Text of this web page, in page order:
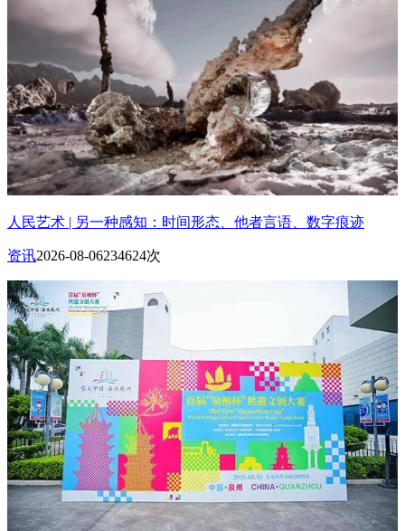
人民艺术 | 另一种感知：时间形态、他者言语、数字痕迹
资讯2026-08-06234624次